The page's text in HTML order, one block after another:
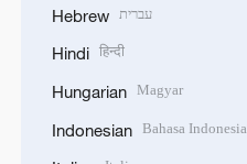
Hebrew עברית
Hindi हिन्दी
Hungarian Magyar
Indonesian Bahasa Indonesia